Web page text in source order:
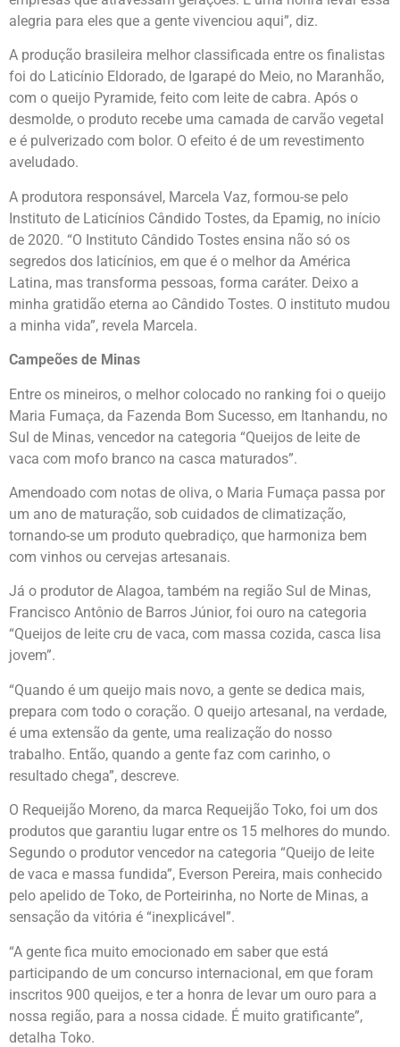
alegria para eles que a gente vivenciou aqui”, diz.
A produção brasileira melhor classificada entre os finalistas
foi do Laticínio Eldorado, de Igarapé do Meio, no Maranhão,
com o queijo Pyramide, feito com leite de cabra. Após o
desmolde, o produto recebe uma camada de carvão vegetal
e é pulverizado com bolor. O efeito é de um revestimento
aveludado.
A produtora responsável, Marcela Vaz, formou-se pelo
Instituto de Laticínios Cândido Tostes, da Epamig, no início
de 2020. “O Instituto Cândido Tostes ensina não só os
segredos dos laticínios, em que é o melhor da América
Latina, mas transforma pessoas, forma caráter. Deixo a
minha gratidão eterna ao Cândido Tostes. O instituto mudou
a minha vida”, revela Marcela.
Campeões de Minas
Entre os mineiros, o melhor colocado no ranking foi o queijo
Maria Fumaça, da Fazenda Bom Sucesso, em Itanhandu, no
Sul de Minas, vencedor na categoria “Queijos de leite de
vaca com mofo branco na casca maturados”.
Amendoado com notas de oliva, o Maria Fumaça passa por
um ano de maturação, sob cuidados de climatização,
tornando-se um produto quebradiço, que harmoniza bem
com vinhos ou cervejas artesanais.
Já o produtor de Alagoa, também na região Sul de Minas,
Francisco Antônio de Barros Júnior, foi ouro na categoria
“Queijos de leite cru de vaca, com massa cozida, casca lisa
jovem”.
“Quando é um queijo mais novo, a gente se dedica mais,
prepara com todo o coração. O queijo artesanal, na verdade,
é uma extensão da gente, uma realização do nosso
trabalho. Então, quando a gente faz com carinho, o
resultado chega”, descreve.
O Requeijão Moreno, da marca Requeijão Toko, foi um dos
produtos que garantiu lugar entre os 15 melhores do mundo.
Segundo o produtor vencedor na categoria “Queijo de leite
de vaca e massa fundida”, Everson Pereira, mais conhecido
pelo apelido de Toko, de Porteirinha, no Norte de Minas, a
sensação da vitória é “inexplicável”.
“A gente fica muito emocionado em saber que está
participando de um concurso internacional, em que foram
inscritos 900 queijos, e ter a honra de levar um ouro para a
nossa região, para a nossa cidade. É muito gratificante”,
detalha Toko.